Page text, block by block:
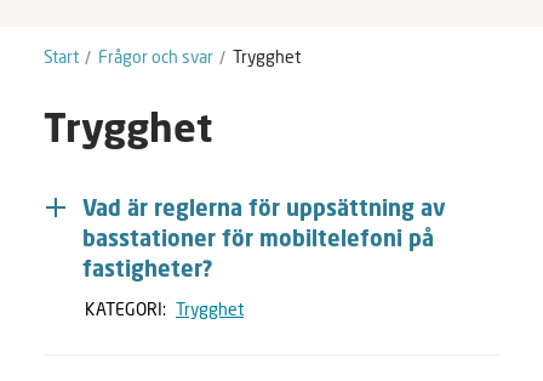
å
h
m
a
Start Frågor och svar Trygghet
Trygghet
Vad är reglerna för uppsättning av
basstationer för mobiltelefoni på
fastigheter?
KATEGORI: Trygghet